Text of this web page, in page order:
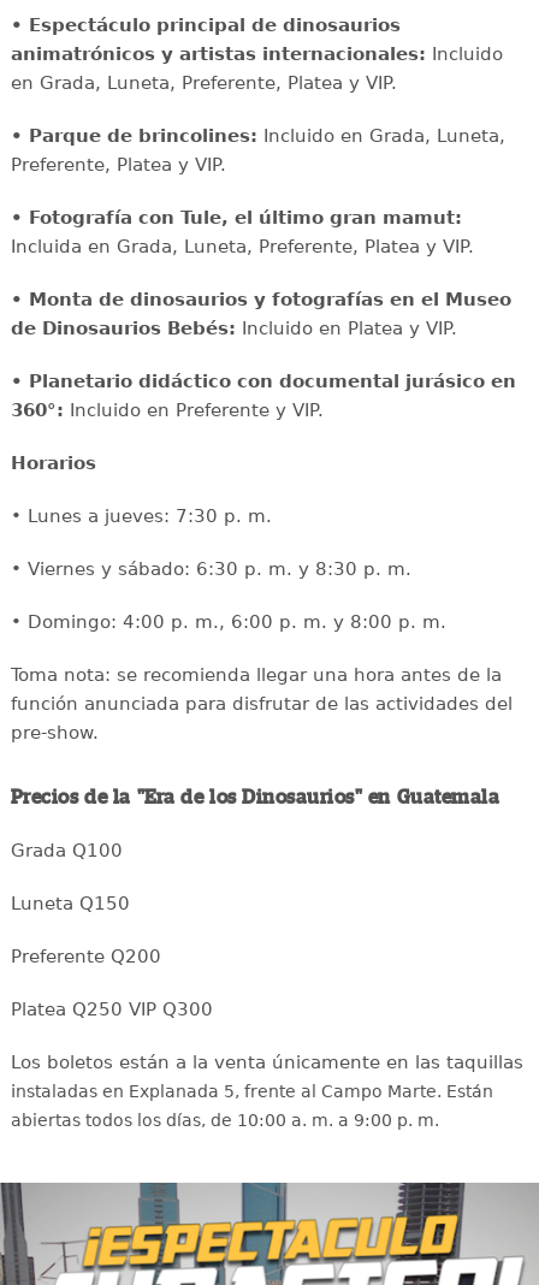
• Espectáculo principal de dinosaurios
animatrónicos y artistas internacionales: Incluido
en Grada, Luneta, Preferente, Platea y VIP.
• Parque de brincolines: Incluido en Grada, Luneta,
Preferente, Platea y VIP.
• Fotografía con Tule, el último gran mamut:
Incluida en Grada, Luneta, Preferente, Platea y VIP.
• Monta de dinosaurios y fotografías en el Museo
de Dinosaurios Bebés: Incluido en Platea y VIP.
• Planetario didáctico con documental jurásico en
360°: Incluido en Preferente y VIP.
Horarios
• Lunes a jueves: 7:30 p. m.
• Viernes y sábado: 6:30 p. m. y 8:30 p. m.
• Domingo: 4:00 p. m., 6:00 p. m. y 8:00 p. m.
Toma nota: se recomienda llegar una hora antes de la
función anunciada para disfrutar de las actividades del
pre-show.
Precios de la "Era de los Dinosaurios" en Guatemala
Grada Q100
Luneta Q150
Preferente Q200
Platea Q250 VIP Q300
Los boletos están a la venta únicamente en las taquillas
instaladas en Explanada 5, frente al Campo Marte. Están
abiertas todos los días, de 10:00 a. m. a 9:00 p. m.